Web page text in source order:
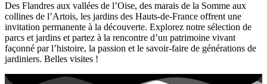
Des Flandres aux vallées de l’Oise, des marais de la Somme aux
collines de l’Artois, les jardins des Hauts-de-France offrent une
invitation permanente à la découverte. Explorez notre sélection de
parcs et jardins et partez à la rencontre d’un patrimoine vivant
façonné par l’histoire, la passion et le savoir-faire de générations de
jardiniers. Belles visites !